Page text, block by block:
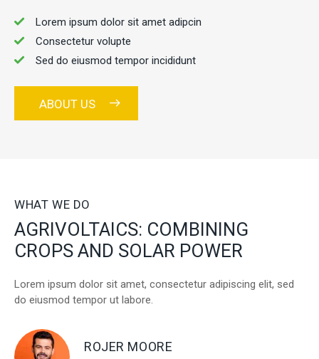
Lorem ipsum dolor sit amet adipcin
Consectetur volupte
Sed do eiusmod tempor incididunt
ABOUT US
WHAT WE DO
AGRIVOLTAICS: COMBINING
CROPS AND SOLAR POWER
Lorem ipsum dolor sit amet, consectetur adipiscing elit, sed
do eiusmod tempor ut labore.
ROJER MOORE